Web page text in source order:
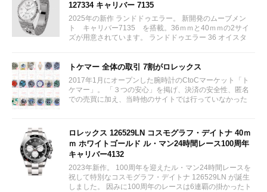
127334 キャリバー 7135
2025年の新作 ランドドゥエラー。 新開発のムーブメン
ト キャリバー7135 を搭載。36ｍｍと40ｍｍの2サイ
ズが用意されています。 ランドドゥエラー 36 オイスタ
トケマー 全体の取引 7割がロレックス
2017年1月にオープンした腕時計のCtoCマーケット「ト
ケマー」。 「３つの安心」を掲げ、決済の安全性、匿名
での売買に加え、当時他のサイトでは行っていなかった
ロレックス 126529LN コスモグラフ・デイトナ 40ｍ
ｍ ホワイトゴールド ル・マン24時間レース100周年
キャリバー4132
2023年新作。 100周年を迎えたル・マン24時間レースを
祝して特別なコスモグラフ・デイトナ 126529LN が誕生
しました。 因みに100周年のレースは6連覇の掛かったト